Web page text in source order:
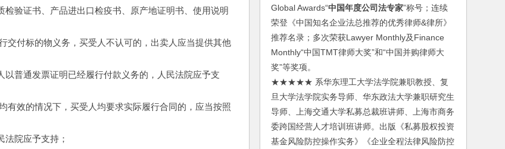
验证书、产品进出口检疫书、原产地证明书、使用说明
交付标的物义务，买受人不认可的，出卖人应当提供其他
普通发票证明已经履行付款义务的，人民法院应予支
有效的情况下，买受人均要求实际履行合同的，应当按照
法院应予支持；
Global Awards“中国年度公司法专家”称号；连续
荣登《中国知名企业法总推荐的优秀律师&律所》
推荐名录；多次荣获Lawyer Monthly及Finance
Monthly“中国TMT律师大奖”和“中国并购律师大
奖”等奖项。
★★★★★ 系华东理工大学法学院兼职教授、复
旦大学法学院实务导师、华东政法大学兼职研究生
导师、上海交通大学私募总裁班讲师、上海市商务
委跨国经营人才培训班讲师。出版《私募股权投资
基金风险防控操作实务》《企业全程法律风险防控